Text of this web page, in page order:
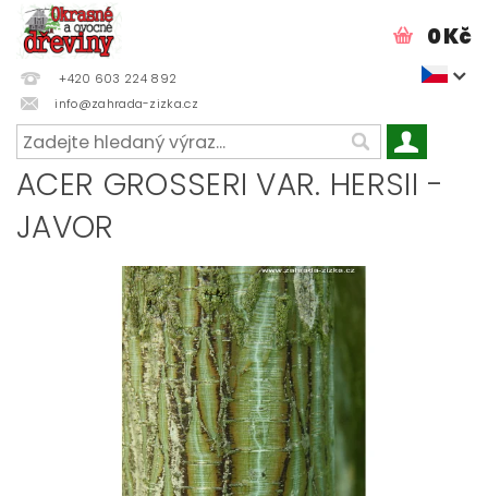
+420 603 224 892
info@zahrada-zizka.cz
0 Kč
ACER GROSSERI VAR. HERSII -
JAVOR